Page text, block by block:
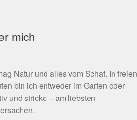
mich
Natur und alles vom Schaf. In freien
bin ich entweder im Garten oder
und stricke – am liebsten